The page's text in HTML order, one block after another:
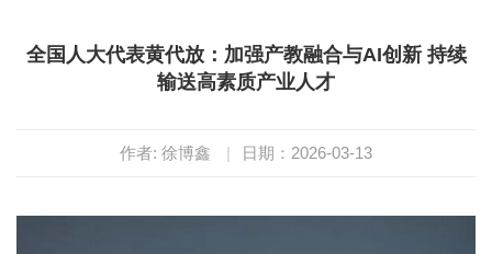
全国人大代表黄代放：加强产教融合与AI创新 持续
输送高素质产业人才
作者: 徐博鑫 | 日期：2026-03-13